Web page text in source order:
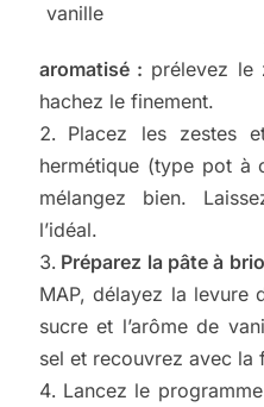
vanille
aromatisé : prélevez le
hachez le finement.
Placez les zestes
hermétique (type pot à
mélangez bien.
l’idéal.
Préparez la pâte à
MAP, délayez la levure
sucre et l’arôme de
sel et recouvrez avec la
Lancez le